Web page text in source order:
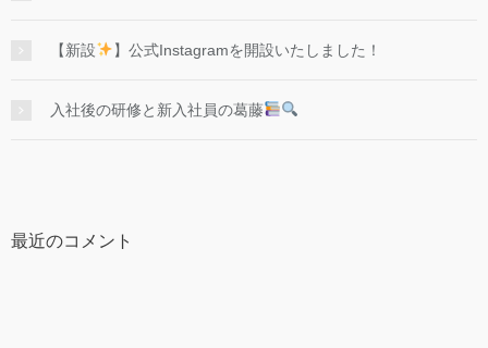
【新設 】公式Instagramを開設いたしました！
入社後の研修と新入社員の葛藤
最近のコメント